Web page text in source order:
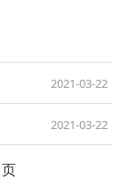
2021-03-22
2021-03-22